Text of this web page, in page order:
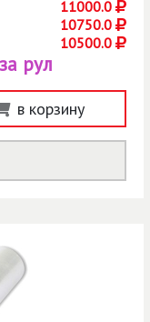
11000.0
10750.0
10500.0
рул
в корзину